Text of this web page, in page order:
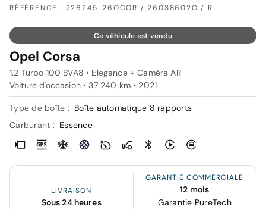
RÉFÉRENCE : 226245-26OCOR / 26038602O / R
Ce véhicule est vendu
Opel Corsa
1.2 Turbo 100 BVA8 • Elegance + Caméra AR
Voiture d'occasion • 37 240 km • 2021
Type de boîte : Boîte automatique 8 rapports
Carburant : Essence
LIVRAISON
Sous 24 heures
GARANTIE COMMERCIALE
12 mois
Garantie PureTech